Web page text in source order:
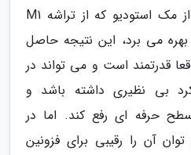
در آنالیز های انجام شده از مک استودیو که از تراشه M1
بهره می برد، این نتیجه حاصل
قدرتمند است و می تواند در
بی نظیری داشته باشد و
سطح حرفه ای رفع کند. اما در
آن را رقیبی برای فزونین